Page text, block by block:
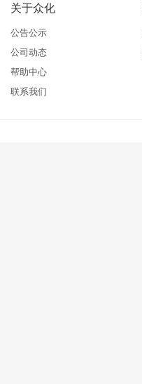
关于众化
公告公示
公司动态
帮助中心
联系我们